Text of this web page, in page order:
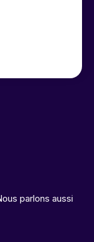
parlons aussi